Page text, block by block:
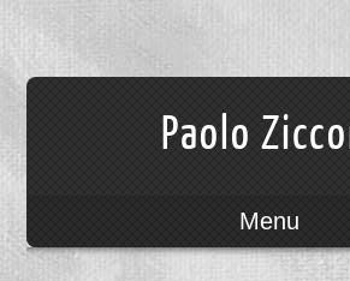
Paolo
Menu